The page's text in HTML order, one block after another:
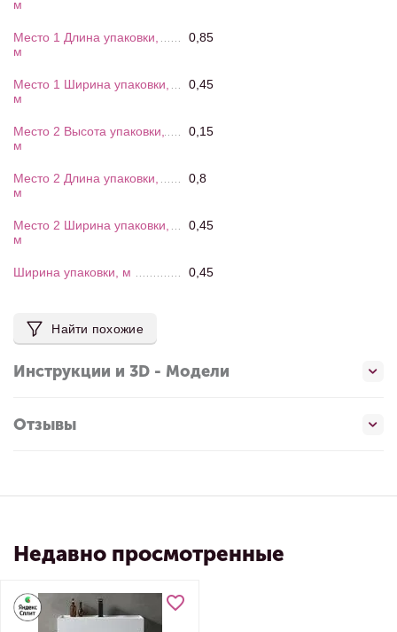
м
Место 1 Длина упаковки,
м
0,85
Место 1 Ширина упаковки,
м
0,45
Место 2 Высота упаковки,
м
0,15
Место 2 Длина упаковки,
м
0,8
Место 2 Ширина упаковки,
м
0,45
Ширина упаковки, м 0,45
Найти похожие
Инструкции и 3D - Модели
Отзывы
Недавно просмотренные